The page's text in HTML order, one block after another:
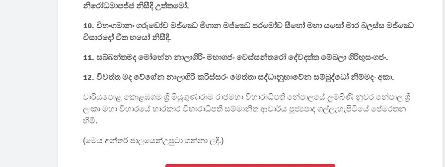
නිරෝධමාපජ්ජ නිසීදි උත්තමෝ.
10. විහංගමානං ගරුඩෝව මජ්⁣ඣෙ මිගාන මජ්ඣෙ පරමෝව සීහෝ මහා යසෝ මාර බලස්ස මජ්ඣෙ
විසාරදෝ වීත භයෝ නිසීදි.
11. සබ්බන්තමද මෝහේන නාලාගිරිං මහාගජං වෙස්සන්තරෝ දේවදත්ත මේඛලා ගිරිභුසංගජං.
12. විවත්ත මද වේගේන නාලාගිරි කරිස්සරං මෙත්තා සද්ධානුභාවේන සම්බුද්ධෝ නිම්මදං අකා.
වාරියපොළ කොළඹගම ශ්‍රී මියුගුණාරාම රාජමහා විහාරාධිපති නේපාලයේ ලුම්බිණි නුවර නේපාල ශ්‍රී
ලංකා මහා විහාරයේ භාරකාර විහාරාධිපති සම්මානිත ආචාර්ය පූජ්‍යපාද ගල්ලැහැපිටියේ පේමරතන
හිමි.
(මෙය අන්තර් ජාලයෙන්උපුටා ගන්නා ලදී.)